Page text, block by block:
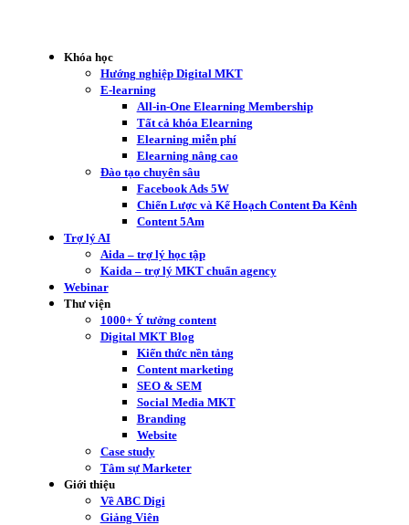
Khóa học
Hướng nghiệp Digital MKT
E-learning
All-in-One Elearning Membership
Tất cả khóa Elearning
Elearning miễn phí
Elearning nâng cao
Đào tạo chuyên sâu
Facebook Ads 5W
Chiến Lược và Kế Hoạch Content Đa Kênh
Content 5Am
Trợ lý AI
Aida – trợ lý học tập
Kaida – trợ lý MKT chuẩn agency
Webinar
Thư viện
1000+ Ý tưởng content
Digital MKT Blog
Kiến thức nền tảng
Content marketing
SEO & SEM
Social Media MKT
Branding
Website
Case study
Tâm sự Marketer
Giới thiệu
Về ABC Digi
Giảng Viên